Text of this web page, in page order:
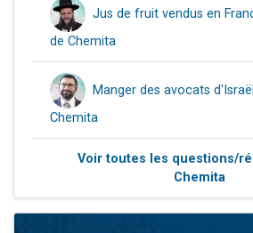
Jus de fruit vendus en
de Chemita
Manger des avocats
Chemita
Voir toutes les questions/
Chemita